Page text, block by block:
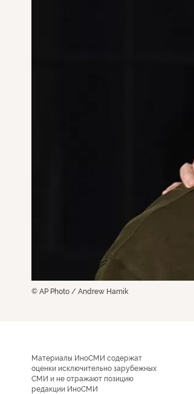
© AP Photo / Andrew Harnik
Материалы ИноСМИ содержат
оценки исключительно зарубежных
СМИ и не отражают позицию
редакции ИноСМИ